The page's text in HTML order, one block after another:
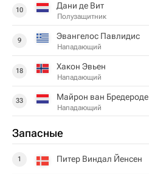
10 Дани де Вит
Полузащитник
9 Эвангелос Павлидис
Нападающий
18 Хакон Эвьен
Нападающий
33 Майрон ван Бредероде
Нападающий
Запасные
1 Питер Виндал Йенсен